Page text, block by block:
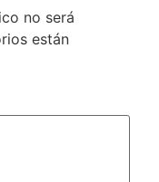
no será
están